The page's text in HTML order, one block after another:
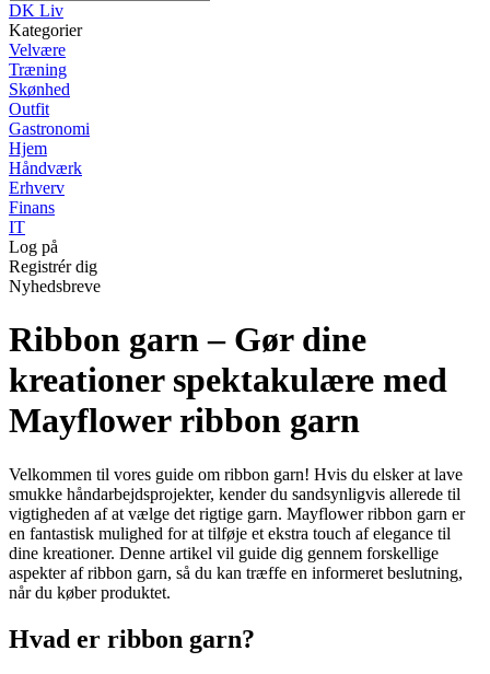
DK Liv
Kategorier
Velvære
Træning
Skønhed
Outfit
Gastronomi
Hjem
Håndværk
Erhverv
Finans
IT
Log på
Registrér dig
Nyhedsbreve
Ribbon garn – Gør dine
kreationer spektakulære med
Mayflower ribbon garn
Velkommen til vores guide om ribbon garn! Hvis du elsker at lave
smukke håndarbejdsprojekter, kender du sandsynligvis allerede til
vigtigheden af at vælge det rigtige garn. Mayflower ribbon garn er
en fantastisk mulighed for at tilføje et ekstra touch af elegance til
dine kreationer. Denne artikel vil guide dig gennem forskellige
aspekter af ribbon garn, så du kan træffe en informeret beslutning,
når du køber produktet.
Hvad er ribbon garn?